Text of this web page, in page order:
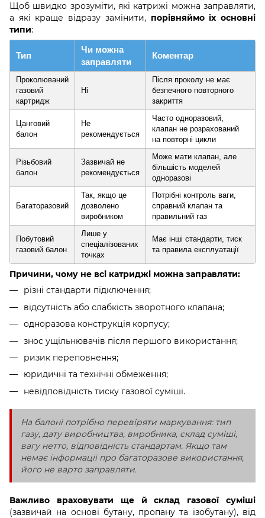
Щоб швидко зрозуміти, які катрижі можна заправляти,
а які краще відразу замінити, порівняймо їх основні
типи:
Тип
Чи можна
заправляти
Коментар
Проколюваний
газовий
картридж
Ні
Після проколу не має
безпечного повторного
закриття
Цанговий
балон
Не
рекомендується
Часто одноразовий,
клапан не розрахований
на повторні цикли
Різьбовий
балон
Зазвичай не
рекомендується
Може мати клапан, але
більшість моделей
одноразові
Багаторазовий
Так, якщо це
дозволено
виробником
Потрібні контроль ваги,
справний клапан та
правильний газ
Побутовий
газовий балон
Лише у
спеціалізованих
точках
Має інші стандарти, тиск
та правила експлуатації
Причини, чому не всі катриджі можна заправляти:
різні стандарти підключення;
відсутність або слабкість зворотного клапана;
одноразова конструкція корпусу;
знос ущільнювачів після першого використання;
ризик переповнення;
юридичні та технічні обмеження;
невідповідність тиску газової суміші.
На балоні потрібно перевіряти маркування: тип
газу, дату виробництва, виробника, склад суміші,
вагу нетто, відповідність стандартам. Якщо там
немає інформації про багаторазове використання,
його не варто заправляти.
Важливо враховувати ще й склад газової суміші
(зазвичай на основі бутану, пропану та ізобутану), від